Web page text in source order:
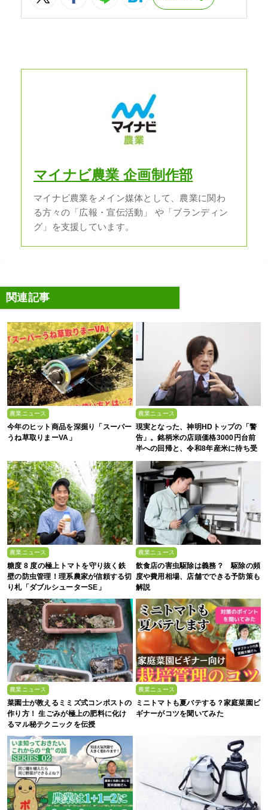
マイナビ農業 企画制作部
マイナビ農業をメイン媒体として、農業に関わ
る方々の「広報・宣伝活動」 や「ブランディン
グ」を支援しています。
関連記事
農業ニュース
今年のヒット商品を深掘り「スーパー
うね草取りまーVA」
農業ニュース
現実となった、神明HDトップの「警
告」。銘柄米の店頭価格3000円台前
半への回帰と、令和8年産米に待ち受
ける“大暴落”の可能性
農業ニュース
糖度 8 度の極上トマトを守り抜く鉄
壁の防虫管理！理系農家が信頼する切
り札「ダブルシューターSE」
農業ニュース
飲食店の害虫駆除は義務？ 駆除の頻
度や費用相場、店舗でできる予防策も
解説
農業ニュース
菜園士が教えるミミズ式コンポストの
作り方！ 生ごみが極上の肥料に化け
るマル秘テクニックを伝授
農業ニュース
ミニトマトも夏バテする？家庭菜園ビ
ギナーがコツを聞いてみた